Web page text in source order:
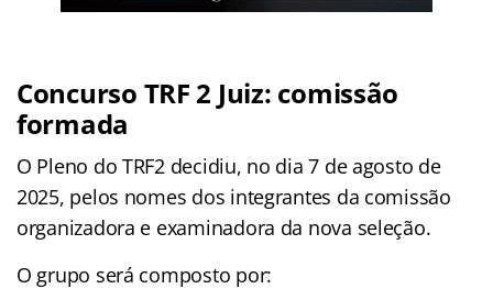
Concurso TRF 2 Juiz: comissão
formada
O Pleno do TRF2 decidiu, no dia 7 de agosto de
2025, pelos nomes dos integrantes da comissão
organizadora e examinadora da nova seleção.
O grupo será composto por: